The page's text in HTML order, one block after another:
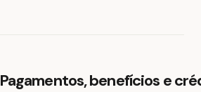
benefícios e